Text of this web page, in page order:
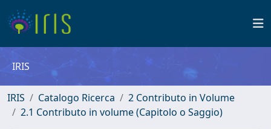
IRIS
IRIS Catalogo Ricerca
2 Contributo in Volume
2.1 Contributo in volume (Capitolo o Saggio)